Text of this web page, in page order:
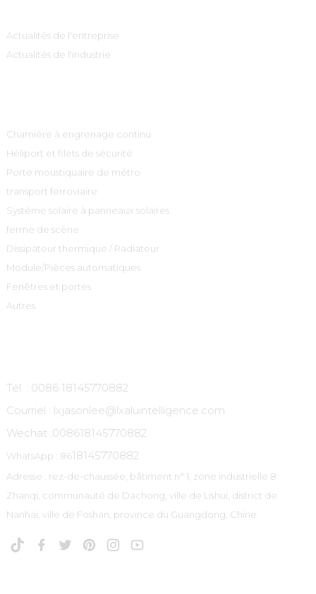
Actualités de l'entreprise
Actualités de l'industrie
Charnière à engrenage continu
Héliport et filets de sécurité
Porte moustiquaire de métro
transport ferroviaire
Système solaire à panneaux solaires
ferme de scène
Dissipateur thermique / Radiateur
Module/Pièces automatiques
Fenêtres et portes
Autres
Tél. : 0086 18145770882
Courriel : lxjasonlee@lxaluintelligence.com
Wechat :008618145770882
WhatsApp : 8618145770882
Adresse : rez-de-chaussée, bâtiment n° 1, zone industrielle 8
Zhanqi, communauté de Dachong, ville de Lishui, district de
Nanhai, ville de Foshan, province du Guangdong, Chine.